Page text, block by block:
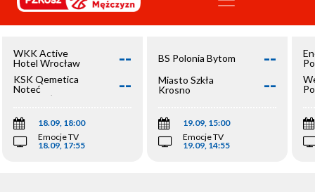
WKK Active
Hotel Wrocław
--
KSK Qemetica
Noteć
Inowrocław
--
18.09, 18:00
Emocje TV
18.09, 17:55
BS Polonia Bytom --
Miasto Szkła
Krosno
--
19.09, 15:00
Emocje TV
19.09, 14:55